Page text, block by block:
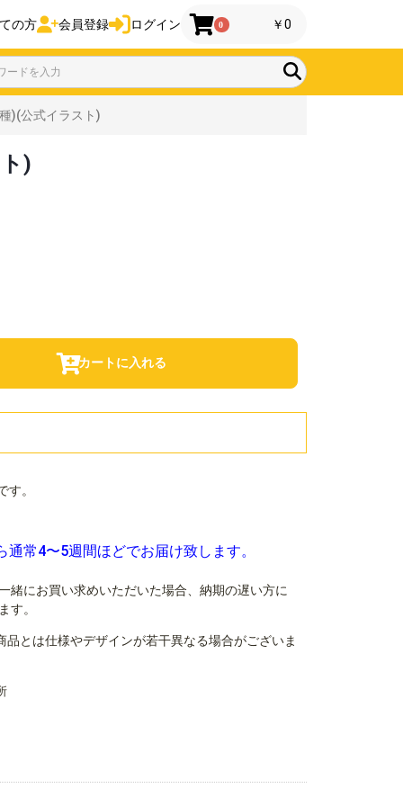
の方 会員登録 ログイン 0 ￥0
)(公式イラスト)
)
カートに入れる
。
常4〜5週間ほどでお届け致します。
緒にお買い求めいただいた場合、納期の遅い方に
す。
とは仕様やデザインが若干異なる場合がございま